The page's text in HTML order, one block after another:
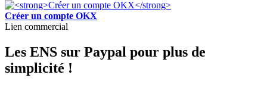
Créer un compte OKX
Lien commercial
Les ENS sur Paypal pour plus de
simplicité !